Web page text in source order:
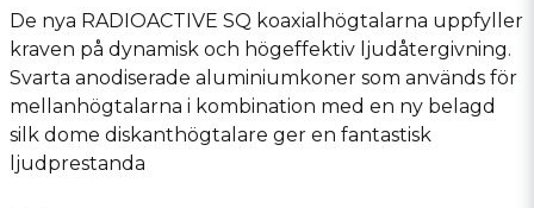
De nya RADIOACTIVE SQ koaxialhögtalarna uppfyller
kraven på dynamisk och högeffektiv ljudåtergivning.
Svarta anodiserade aluminiumkoner som används för
mellanhögtalarna i kombination med en ny belagd
silk dome diskanthögtalare ger en fantastisk
ljudprestanda